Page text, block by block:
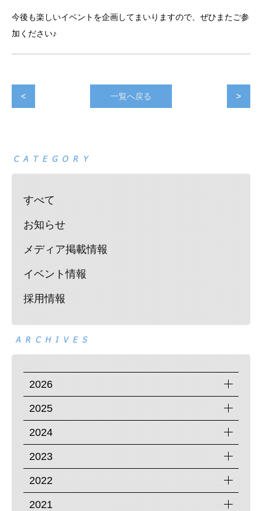
今後も楽しいイベントを企画してまいりますので、ぜひまたご参
加ください♪
< 一覧へ戻る >
すべて
お知らせ
メディア掲載情報
イベント情報
採用情報
2026
2025
2024
2023
2022
2021